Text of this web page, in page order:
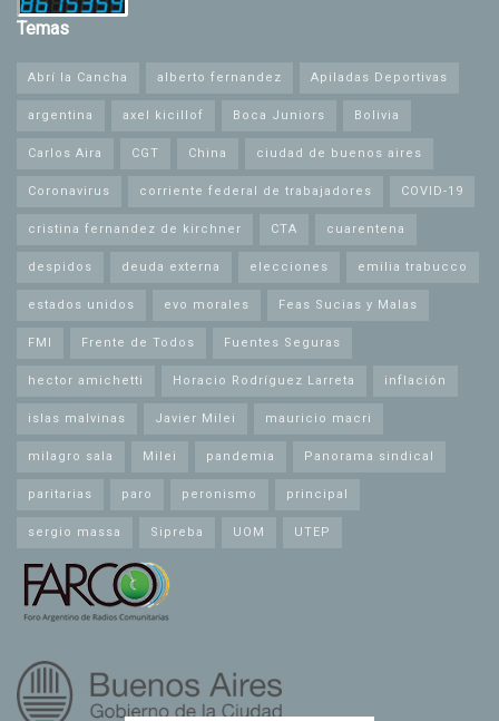
Temas
Abrí la Cancha alberto fernandez Apiladas Deportivas
argentina axel kicillof Boca Juniors Bolivia
Carlos Aira CGT China ciudad de buenos aires
Coronavirus corriente federal de trabajadores COVID-19
cristina fernandez de kirchner CTA cuarentena
despidos deuda externa elecciones emilia trabucco
estados unidos evo morales Feas Sucias y Malas
FMI Frente de Todos Fuentes Seguras
hector amichetti Horacio Rodríguez Larreta inflación
islas malvinas Javier Milei mauricio macri
milagro sala Milei pandemia Panorama sindical
paritarias paro peronismo principal
sergio massa Sipreba UOM UTEP